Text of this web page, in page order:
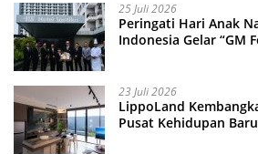
25 Juli 2026
Peringati Hari Anak
Indonesia Gelar “GM
23 Juli 2026
LippoLand
Pusat Kehidupan